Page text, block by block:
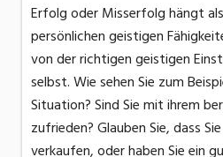
Erfolg oder Misserfolg hängt
persönlichen geistigen
von der richtigen geistigen
selbst. Wie sehen Sie zum
Situation? Sind Sie mit ihrem
zufrieden? Glauben Sie, dass
verkaufen, oder haben Sie ein